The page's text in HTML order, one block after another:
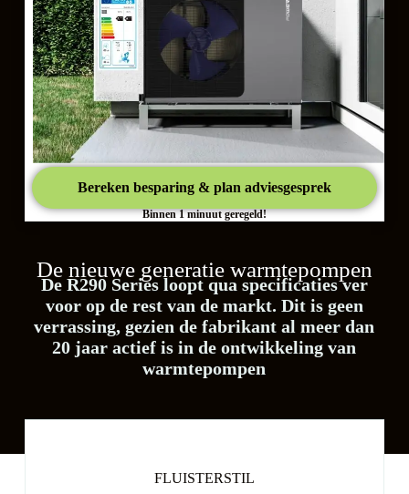
Bereken besparing & plan adviesgesprek
Binnen 1 minuut geregeld!
De nieuwe generatie warmtepompen
De R290 Series loopt qua specificaties ver
voor op de rest van de markt. Dit is geen
verrassing, gezien de fabrikant al meer dan
20 jaar actief is in de ontwikkeling van
warmtepompen
FLUISTERSTIL